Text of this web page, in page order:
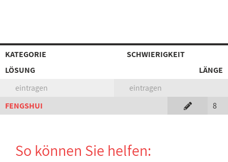
KATEGORIE
SCHWIERIGKEIT
LÖSUNG
LÄNGE
eintragen
eintragen
FENGSHUI
8
So können Sie helfen: